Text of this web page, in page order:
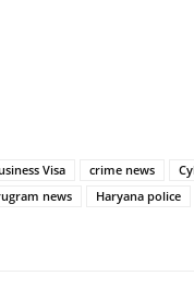
Visa crime news
news Haryana police